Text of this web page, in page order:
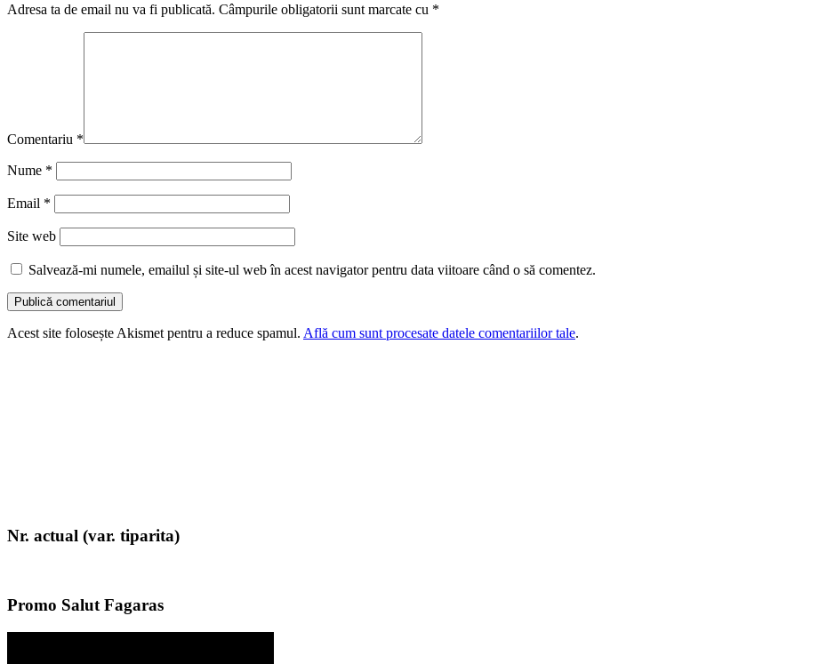
Adresa ta de email nu va fi publicată. Câmpurile obligatorii sunt marcate cu *
Comentariu *
Nume *
Email *
Site web
Salvează-mi numele, emailul și site-ul web în acest navigator pentru data viitoare când o să comentez.
Acest site folosește Akismet pentru a reduce spamul. Află cum sunt procesate datele comentariilor tale.
Nr. actual (var. tiparita)
Promo Salut Fagaras